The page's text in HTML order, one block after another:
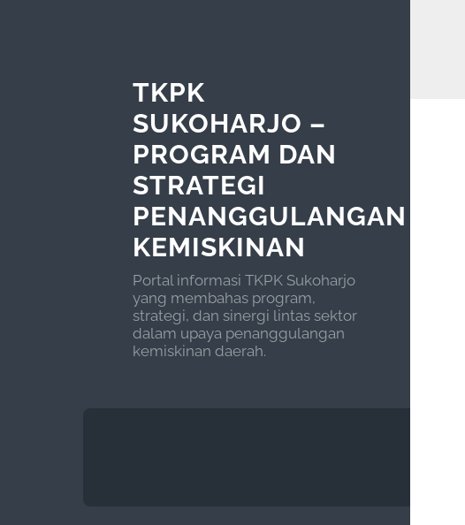
TKPK
SUKOHARJO –
PROGRAM DAN
STRATEGI
PENANGGULANGAN
KEMISKINAN
Portal informasi TKPK Sukoharjo
yang membahas program,
strategi, dan sinergi lintas sektor
dalam upaya penanggulangan
kemiskinan daerah.